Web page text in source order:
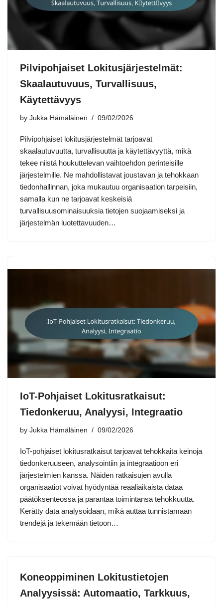
Pilvipohjaiset Lokitusjärjestelmät:
Skaalautuvuus, Turvallisuus,
Käytettävyys
by Jukka Hämäläinen 09/02/2026
Pilvipohjaiset lokitusjärjestelmät tarjoavat
skaalautuvuutta, turvallisuutta ja käytettävyyttä, mikä
tekee niistä houkuttelevan vaihtoehdon perinteisille
järjestelmille. Ne mahdollistavat joustavan ja tehokkaan
tiedonhallinnan, joka mukautuu organisaation tarpeisiin,
samalla kun ne tarjoavat keskeisiä
turvallisuusominaisuuksia tietojen suojaamiseksi ja
järjestelmän luotettavuuden…
IoT-Pohjaiset Lokitusratkaisut:
Tiedonkeruu, Analyysi, Integraatio
by Jukka Hämäläinen 09/02/2026
IoT-pohjaiset lokitusratkaisut tarjoavat tehokkaita keinoja
tiedonkeruuseen, analysointiin ja integraatioon eri
järjestelmien kanssa. Näiden ratkaisujen avulla
organisaatiot voivat hyödyntää reaaliaikaista dataa
päätöksenteossa ja parantaa toimintansa tehokkuutta.
Kerätty data analysoidaan, mikä auttaa tunnistamaan
trendejä ja tekemään tietoon…
Koneoppiminen Lokitustietojen
Analyysissä: Automaatio, Tarkkuus,